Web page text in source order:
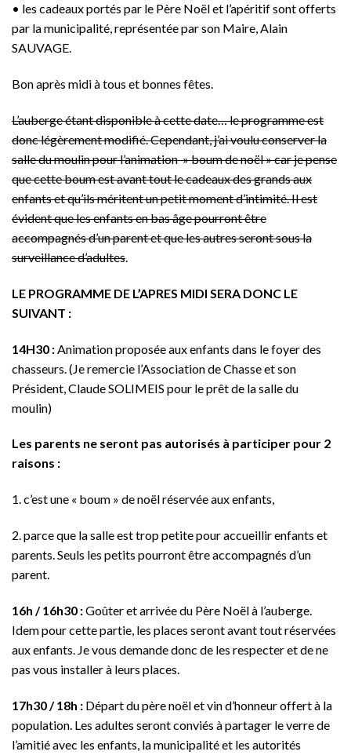
• les cadeaux portés par le Père Noël et l’apéritif sont offerts
par la municipalité, représentée par son Maire, Alain
SAUVAGE.
Bon après midi à tous et bonnes fêtes.
L’auberge étant disponible à cette date… le programme est
donc légèrement modifié. Cependant, j’ai voulu conserver la
salle du moulin pour l’animation » boum de noël » car je pense
que cette boum est avant tout le cadeaux des grands aux
enfants et qu’ils méritent un petit moment d’intimité. Il est
évident que les enfants en bas âge pourront être
accompagnés d’un parent et que les autres seront sous la
surveillance d’adultes.
LE PROGRAMME DE L’APRES MIDI SERA DONC LE
SUIVANT :
14H30 : Animation proposée aux enfants dans le foyer des
chasseurs. (Je remercie l’Association de Chasse et son
Président, Claude SOLIMEIS pour le prêt de la salle du
moulin)
Les parents ne seront pas autorisés à participer pour 2
raisons :
1. c’est une « boum » de noël réservée aux enfants,
2. parce que la salle est trop petite pour accueillir enfants et
parents. Seuls les petits pourront être accompagnés d’un
parent.
16h / 16h30 :Goûter et arrivée du Père Noël à l’auberge.
Idem pour cette partie, les places seront avant tout réservées
aux enfants. Je vous demande donc de les respecter et de ne
pas vous installer à leurs places.
17h30 / 18h : Départ du père noël et vin d’honneur offert à la
population. Les adultes seront conviés à partager le verre de
l’amitié avec les enfants, la municipalité et les autorités